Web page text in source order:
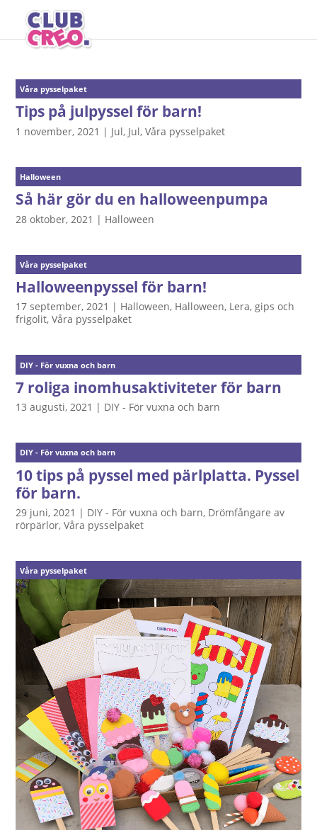
Våra pysselpaket
Tips på julpyssel för barn!
1 november, 2021 | Jul, Jul,Våra pysselpaket
Halloween
Så här gör du en halloweenpumpa
28 oktober, 2021 | Halloween
Våra pysselpaket
Halloweenpyssel för barn!
17 september, 2021 | Halloween, Halloween, Lera, gips och
frigolit,Våra pysselpaket
DIY - För vuxna och barn
7 roliga inomhusaktiviteter för barn
13 augusti, 2021 | DIY - För vuxna och barn
DIY - För vuxna och barn
10 tips på pyssel med pärlplatta. Pyssel
för barn.
29 juni, 2021 | DIY - För vuxna och barn, Drömfångare av
rörpärlor,Våra pysselpaket
Våra pysselpaket